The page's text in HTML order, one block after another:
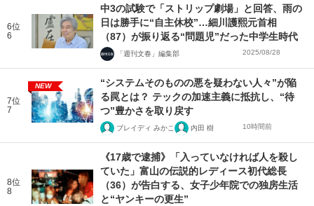
6位
6
中3の試験で「ストリップ劇場」と回答、雨の
日は勝手に“自主休校”…細川護熙元首相
（87）が振り返る“問題児”だった中学生時代
「週刊文春」編集部 2025/08/28
7位
7
NEW
“システムそのものの悪を疑わない人々”が陥
る罠とは？ テックの加速主義に抵抗し、“待
つ”豊かさを取り戻す
ブレイディ みかこ 内田 樹 10時間前
8位
8
《17歳で逮捕》「入っていなければ人を殺し
ていた」富山の伝説的レディース初代総長
（36）が告白する、女子少年院での独房生活
と“ヤンキーの更生”